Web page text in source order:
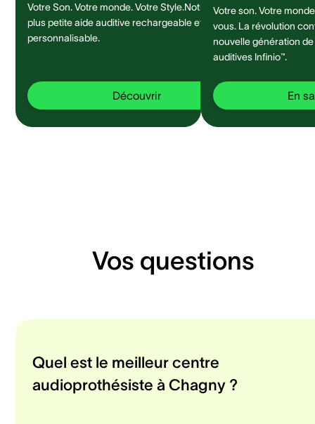
Votre Son. Votre monde. Votre Style.Notre
plus petite aide auditive rechargeable et
personnalisable.
Découvrir
Votre son. Votre
vous. La révolution
nouvelle génération
auditives Infinio™.
En
Vos questions
Quel est le meilleur centre
audioprothésiste à Chagny ?